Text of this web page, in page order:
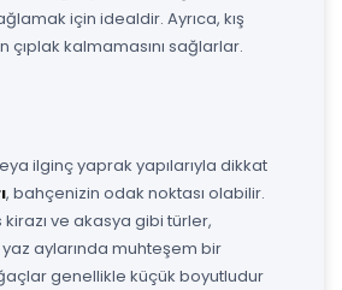
için idealdir. Ayrıca, kış
çıplak kalmamasını sağlarlar.
ilginç yaprak yapılarıyla dikkat
, bahçenizin odak noktası olabilir.
kirazı ve akasya gibi türler,
aylarında muhteşem bir
genellikle küçük boyutludur